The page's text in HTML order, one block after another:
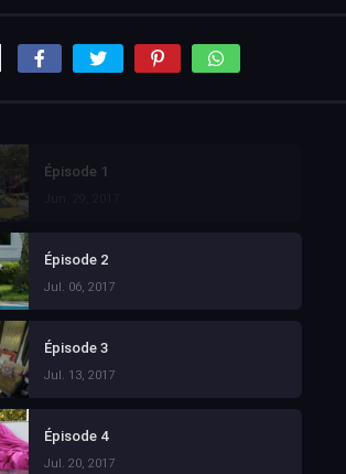
Épisode 1
Épisode 2
Jul. 06, 2017
Épisode 3
Jul. 13, 2017
Épisode 4
Jul. 20, 2017